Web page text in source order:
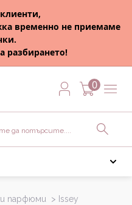
временно не приемаме
разбирането!
0
парфюми > Issey